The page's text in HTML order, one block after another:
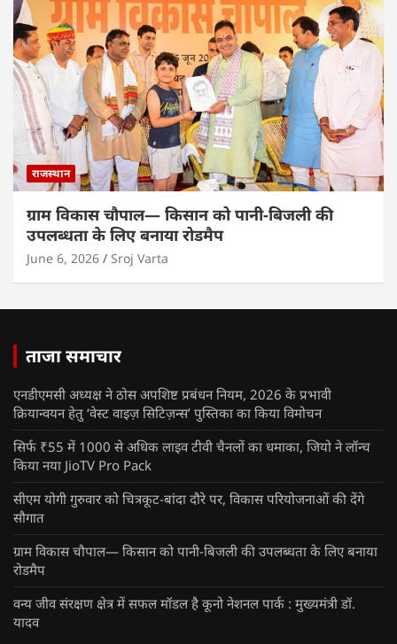
राजस्थान
ग्राम विकास चौपाल— किसान को पानी-बिजली की
उपलब्धता के लिए बनाया रोडमैप
June 6, 2026 Sroj Varta
ताजा समाचार
एनडीएमसी अध्यक्ष ने ठोस अपशिष्ट प्रबंधन नियम, 2026 के प्रभावी
क्रियान्वयन हेतु ‘वेस्ट वाइज़ सिटिज़न्स’ पुस्तिका का किया विमोचन
सिर्फ ₹55 में 1000 से अधिक लाइव टीवी चैनलों का धमाका, जियो ने लॉन्च
किया नया JioTV Pro Pack
सीएम योगी गुरुवार को चित्रकूट-बांदा दौरे पर, विकास परियोजनाओं की देंगे
सौगात
ग्राम विकास चौपाल— किसान को पानी-बिजली की उपलब्धता के लिए बनाया
रोडमैप
वन्य जीव संरक्षण क्षेत्र में सफल मॉडल है कूनो नेशनल पार्क : मुख्यमंत्री डॉ.
यादव